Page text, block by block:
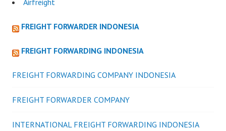
Airfreight
FREIGHT FORWARDER INDONESIA
FREIGHT FORWARDING INDONESIA
FREIGHT FORWARDING COMPANY INDONESIA
FREIGHT FORWARDER COMPANY
INTERNATIONAL FREIGHT FORWARDING INDONESIA